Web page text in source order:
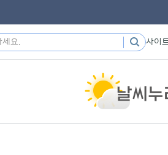
사이